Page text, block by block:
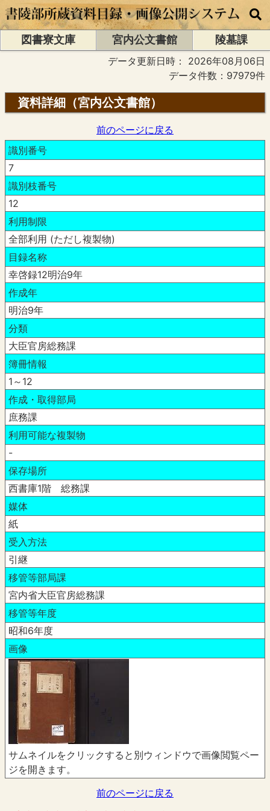
図書寮文庫 宮内公文書館
陵墓課
データ更新日時： 2026年08月06日
データ件数：97979件
資料詳細（宮内公文書館）
前のページに戻る
識別番号
7
識別枝番号
12
利用制限
全部利用 (ただし複製物)
目録名称
幸啓録12明治9年
作成年
明治9年
分類
大臣官房総務課
簿冊情報
1～12
作成・取得部局
庶務課
利用可能な複製物
-
保存場所
西書庫1階 総務課
媒体
紙
受入方法
引継
移管等部局課
宮内省大臣官房総務課
移管等年度
昭和6年度
画像
サムネイルをクリックすると別ウィンドウで画像閲覧ペー
ジを開きます。
前のページに戻る